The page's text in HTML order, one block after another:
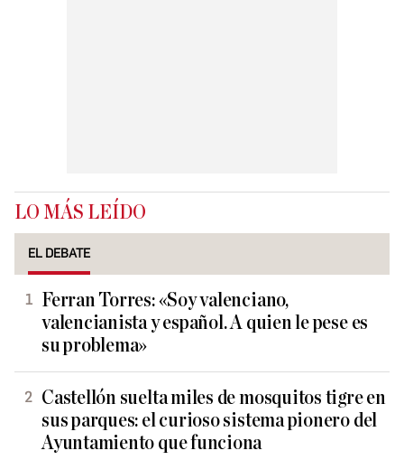
LO MÁS LEÍDO
EL DEBATE
Ferran Torres: «Soy valenciano,
valencianista y español. A quien le pese es
su problema»
Castellón suelta miles de mosquitos tigre en
sus parques: el curioso sistema pionero del
Ayuntamiento que funciona